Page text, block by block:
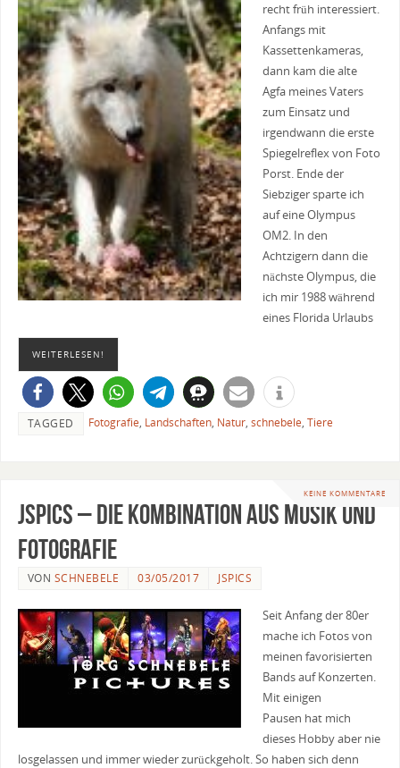
recht früh interessiert.
Anfangs mit
Kassettenkameras,
dann kam die alte
Agfa meines Vaters
zum Einsatz und
irgendwann die erste
Spiegelreflex von Foto
Porst. Ende der
Siebziger sparte ich
auf eine Olympus
OM2. In den
Achtzigern dann die
nächste Olympus, die
ich mir 1988 während
eines Florida Urlaubs
WEITERLESEN!
TAGGED Fotografie, Landschaften, Natur, schnebele, Tiere
KEINE KOMMENTARE
JSPics – Die Kombination aus Musik und
Fotografie
VON SCHNEBELE 03/05/2017 JSPICS
Seit Anfang der 80er
mache ich Fotos von
meinen favorisierten
Bands auf Konzerten.
Mit einigen
Pausen hat mich
dieses Hobby aber nie
losgelassen und immer wieder zurückgeholt. So haben sich denn